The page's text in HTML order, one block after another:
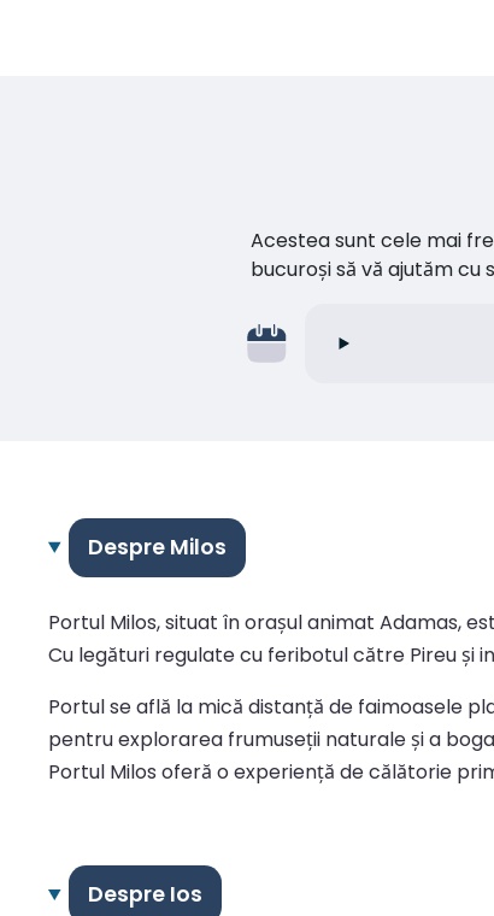
Acestea sunt cele mai
bucuroși să vă ajutăm
Despre Milos
Portul Milos, situat în orașul animat Adamas,
Cu legături regulate cu feribotul către Pireu și
Portul se află la mică distanță de faimoasele
pentru explorarea frumuseții naturale și a
Portul Milos oferă o experiență de călătorie
Despre Ios